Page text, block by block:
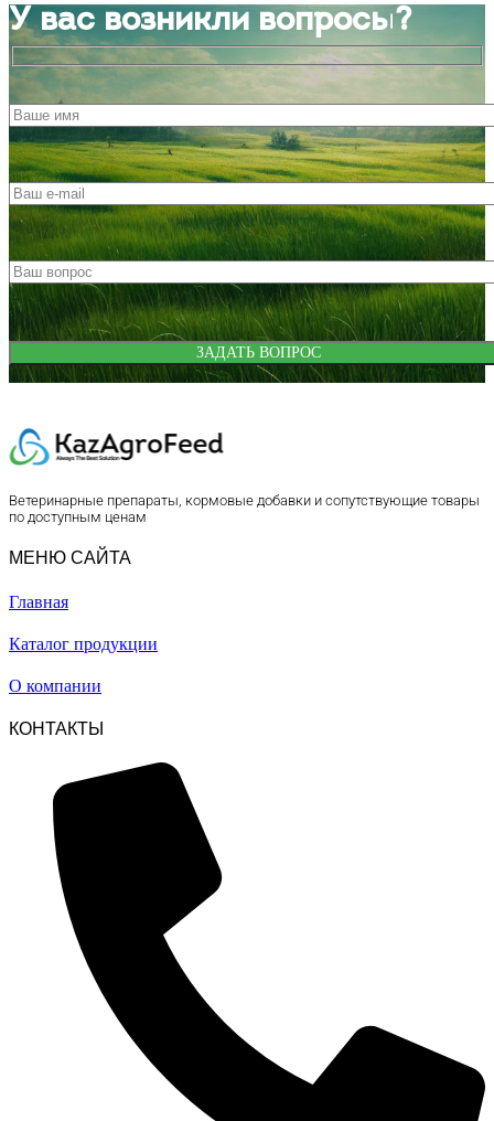
У вас возникли вопросы?
Ветеринарные препараты, кормовые добавки и сопутствующие товары
по доступным ценам
МЕНЮ САЙТА
Главная
Каталог продукции
О компании
КОНТАКТЫ